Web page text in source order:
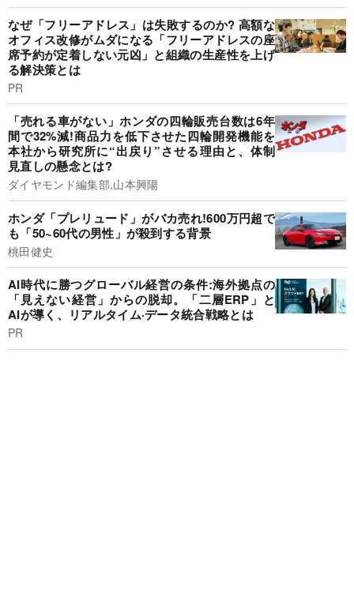
なぜ「フリーアドレス」は失敗するのか? 高額な
オフィス改修がムダになる「フリーアドレスの座
席予約が定着しない元凶」と組織の生産性を上げ
る解決策とは
PR
「売れる車がない」ホンダの四輪販売台数は6年
間で32%減!商品力を低下させた四輪開発機能を
本社から研究所に“出戻り”させる理由と、体制
見直しの懸念とは?
ダイヤモンド編集部,山本興陽
ホンダ「プレリュード」がバカ売れ!600万円超で
も「50~60代の男性」が殺到する背景
桃田健史
AI時代に勝つグローバル経営の条件:海外拠点の
「見えない経営」からの脱却。「二層ERP」と
AIが導く、リアルタイム·データ統合戦略とは
PR